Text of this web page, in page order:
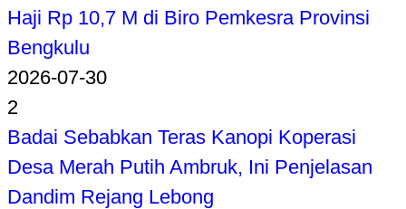
Haji Rp 10,7 M di Biro Pemkesra Provinsi
Bengkulu
2026-07-30
2
Badai Sebabkan Teras Kanopi Koperasi
Desa Merah Putih Ambruk, Ini Penjelasan
Dandim Rejang Lebong